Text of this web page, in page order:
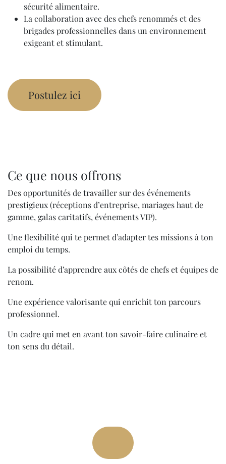
sécurité alimentaire.
La collaboration avec des chefs renommés et des
brigades professionnelles dans un environnement
exigeant et stimulant.
Postulez ici
Ce que nous offrons
Des opportunités de travailler sur des événements
prestigieux (réceptions d’entreprise, mariages haut de
gamme, galas caritatifs, événements VIP).
Une flexibilité qui te permet d’adapter tes missions à ton
emploi du temps.
La possibilité d’apprendre aux côtés de chefs et équipes de
renom.
Une expérience valorisante qui enrichit ton parcours
professionnel.
Un cadre qui met en avant ton savoir-faire culinaire et
ton sens du détail.